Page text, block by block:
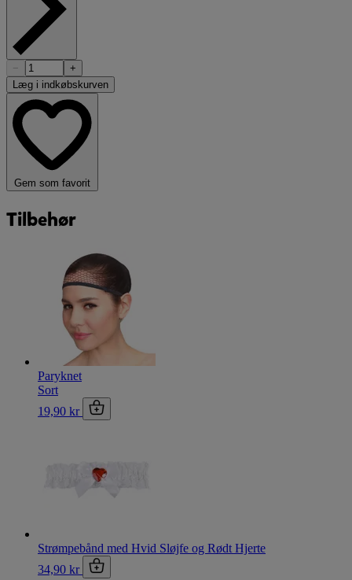
−
+
Læg i indkøbskurven
Gem som favorit
Tilbehør
Paryknet
Sort
19,90 kr
Strømpebånd med Hvid Sløjfe og Rødt Hjerte
34,90 kr